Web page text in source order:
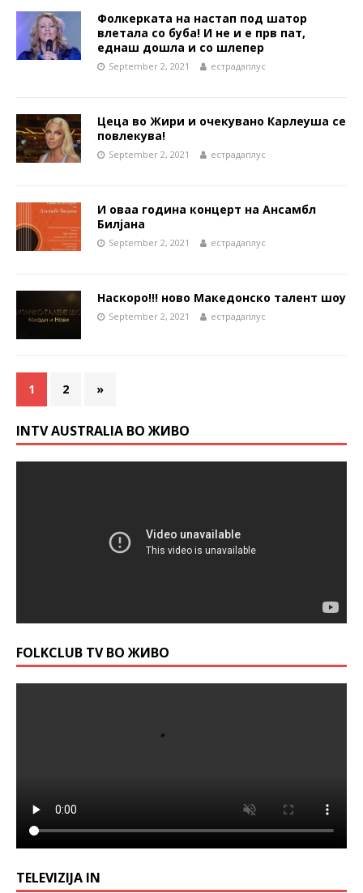
Фолкерката на настап под шатор
влетала со буба! И не и е прв пат,
еднаш дошла и со шлепер
September 2, 2021 естрадаплус
Цеца во Жири и очекувано Карлеуша се
повлекува!
September 2, 2021 естрадаплус
И оваа година концерт на Ансамбл
Билјана
September 2, 2021 естрадаплус
Наскоро!!! ново Македонско талент шоу
September 2, 2021 естрадаплус
1 2 »
INTV AUSTRALIA ВО ЖИВО
FOLKCLUB TV ВО ЖИВО
TELEVIZIJA IN